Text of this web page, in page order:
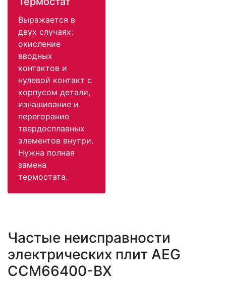
Выражается в
двух случаях:
окисление
вводных
контактов и
нулевой контакт с
корпусом детали,
изнашивание и
перегорание
твердосплавных
элементов внутри.
Нужна полная
замена
термостата.
Частые неисправности
электрических плит AEG
CCM66400-BX